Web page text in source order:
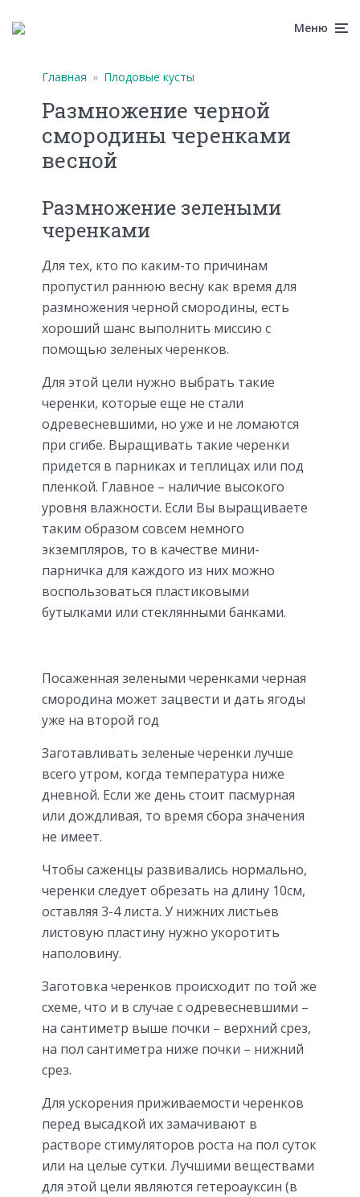
Меню
Главная » Плодовые кусты
Размножение черной
смородины черенками
весной
Размножение зелеными
черенками
Для тех, кто по каким-то причинам
пропустил раннюю весну как время для
размножения черной смородины, есть
хороший шанс выполнить миссию с
помощью зеленых черенков.
Для этой цели нужно выбрать такие
черенки, которые еще не стали
одревесневшими, но уже и не ломаются
при сгибе. Выращивать такие черенки
придется в парниках и теплицах или под
пленкой. Главное – наличие высокого
уровня влажности. Если Вы выращиваете
таким образом совсем немного
экземпляров, то в качестве мини-
парничка для каждого из них можно
воспользоваться пластиковыми
бутылками или стеклянными банками.
Посаженная зелеными черенками черная
смородина может зацвести и дать ягоды
уже на второй год
Заготавливать зеленые черенки лучше
всего утром, когда температура ниже
дневной. Если же день стоит пасмурная
или дождливая, то время сбора значения
не имеет.
Чтобы саженцы развивались нормально,
черенки следует обрезать на длину 10см,
оставляя 3-4 листа. У нижних листьев
листовую пластину нужно укоротить
наполовину.
Заготовка черенков происходит по той же
схеме, что и в случае с одревесневшими –
на сантиметр выше почки – верхний срез,
на пол сантиметра ниже почки – нижний
срез.
Для ускорения приживаемости черенков
перед высадкой их замачивают в
растворе стимуляторов роста на пол суток
или на целые сутки. Лучшими веществами
для этой цели являются гетероауксин (в